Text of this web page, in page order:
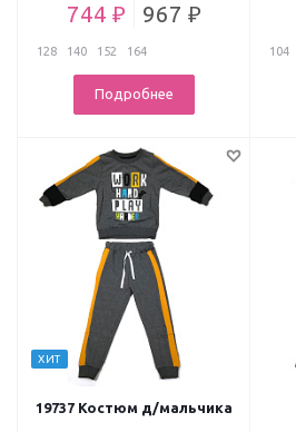
744 ₽ 967 ₽
128 140 152 164
Подробнее
104
ХИТ
19737 Костюм д/мальчика